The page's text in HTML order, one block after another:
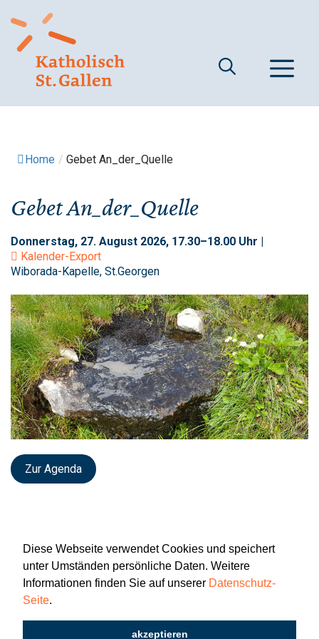
Diese Webseite verwendet Cookies und speichert
unter Umständen persönliche Daten. Weitere
Informationen finden Sie auf unserer Datenschutz-
Seite.
akzeptieren
zum
Inhalt
Home / Gebet An_der_Quelle
Gebet An_der_Quelle
Donnerstag, 27. August 2026, 17.30–18.00 Uhr |
Kalender-Export
Wiborada-Kapelle, St.Georgen
Zur Agenda
Newsletter Impressum Datenschutz